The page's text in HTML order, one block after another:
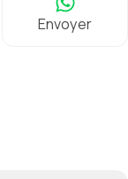
Envoyer